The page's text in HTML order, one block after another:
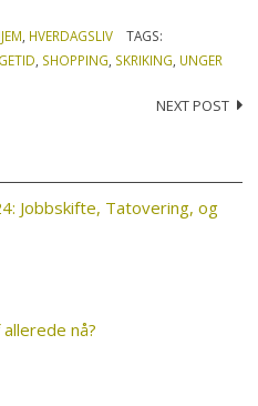
HVERDAGSLIV
TAGS:
SHOPPING SKRIKING UNGER
NEXT POST
Jobbskifte, Tatovering, og
nå?